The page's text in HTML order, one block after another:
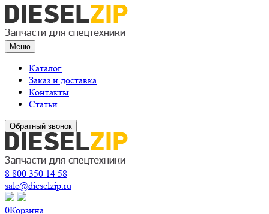
Меню
Каталог
Заказ и доставка
Контакты
Статьи
Обратный звонок
8 800 350 14 58
sale@dieselzip.ru
0Корзина